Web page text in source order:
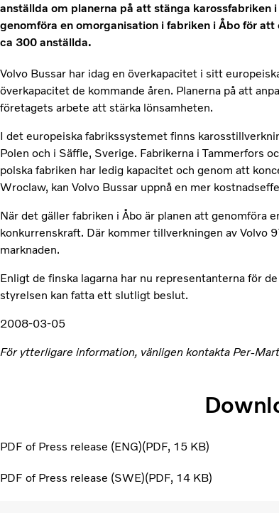
anställda om planerna på att stänga karossfabriken
genomföra en omorganisation i fabriken i Åbo för
ca 300 anställda.
Volvo Bussar har idag en överkapacitet i sitt
överkapacitet de kommande åren. Planerna på att
företagets arbete att stärka lönsamheten.
I det europeiska fabrikssystemet finns
Polen och i Säffle, Sverige. Fabrikerna i Tammerfors
polska fabriken har ledig kapacitet och genom att
Wroclaw, kan Volvo Bussar uppnå en mer
När det gäller fabriken i Åbo är planen att genomföra
konkurrenskraft. Där kommer tillverkningen av Volvo
marknaden.
Enligt de finska lagarna har nu representanterna för
styrelsen kan fatta ett slutligt beslut.
2008-03-05
För ytterligare information, vänligen kontakta Per-
PDF of Press release (ENG) PDF 15 KB
PDF of Press release (SWE) PDF 14 KB